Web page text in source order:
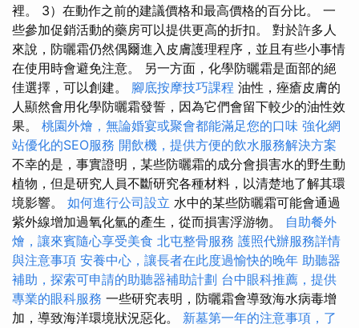
裡。 3）在動作之前的建議價格和最高價格的百分比。 一
些參加促銷活動的藥房可以提供更高的折扣。 對於許多人
來說，防曬霜仍然偶爾進入皮膚護理程序，並且有些小事情
在使用時會避免注意。 另一方面，化學防曬霜是面部的絕
佳選擇，可以創建。 腳底按摩技巧課程 油性，痤瘡皮膚的
人顯然會用化學防曬霜發誓，因為它們會留下較少的油性效
果。 桃園外燴，無論婚宴或聚會都能滿足您的口味 強化網
站優化的SEO服務 開飲機，提供方便的飲水服務解決方案
不幸的是，事實證明，某些防曬霜的成分會損害水的野生動
植物，但是研究人員不斷研究各種材料，以清楚地了解其環
境影響。 如何進行公司設立 水中的某些防曬霜可能會通過
紫外線增加過氧化氫的產生，從而損害浮游物。 自助餐外
燴，讓來賓隨心享受美食 北屯整骨服務 護照代辦服務詳情
與注意事項 安養中心，讓長者在此度過愉快的晚年 助聽器
補助，探索可申請的助聽器補助計劃 台中眼科推薦，提供
專業的眼科服務 一些研究表明，防曬霜會導致海水病毒增
加，導致海洋環境狀況惡化。 新墓第一年的注意事項，了